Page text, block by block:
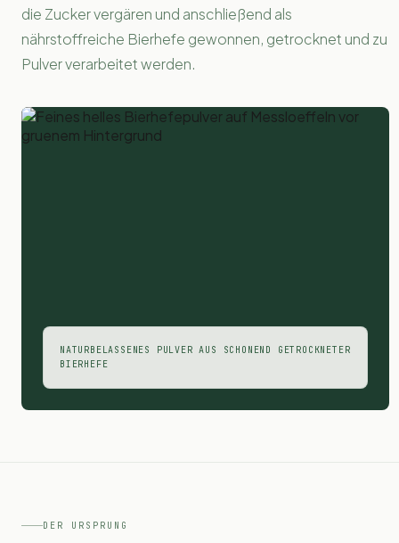
die Zucker vergären und anschließend als
nährstoffreiche Bierhefe gewonnen, getrocknet und zu
Pulver verarbeitet werden.
NATURBELASSENES PULVER AUS SCHONEND GETROCKNETER
BIERHEFE
DER URSPRUNG